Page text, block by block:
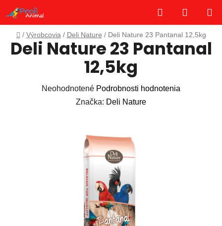
obsah
Hľadať
KOŠÍK
Domov
/ Výrobcovia / Deli Nature / Deli Nature 23 Pantanal 12,5kg
Deli Nature 23 Pantanal
12,5kg
Priemerné
hodnotenie
Neohodnotené Podrobnosti hodnotenia
Značka: Deli Nature